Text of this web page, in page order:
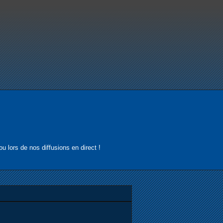
lors de nos diffusions en direct !